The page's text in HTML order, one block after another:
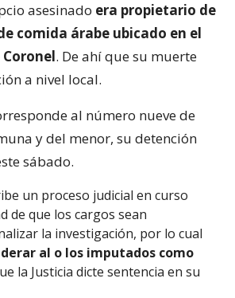
asesinado era propietario de
comida árabe ubicado en el
. De ahí que su muerte
a nivel local.
al número nueve de
y del menor, su detención
sábado.
un proceso judicial en curso
de que los cargos sean
la investigación, por lo cual
al o los imputados como
la Justicia dicte sentencia en su